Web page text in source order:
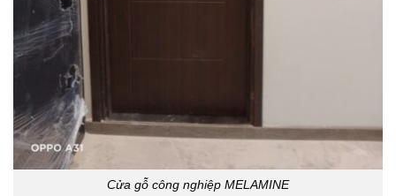
Cửa gỗ công nghiệp MELAMINE